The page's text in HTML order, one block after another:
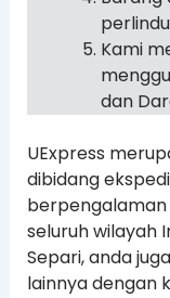
Kami
dan
UExpress
dibidang
seluruh wilayah
Separi, anda
lainnya dengan